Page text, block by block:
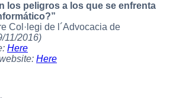
los peligros a los que se enfrenta
Col·legi de l´Advocacia de
11/2016)
Here
Here